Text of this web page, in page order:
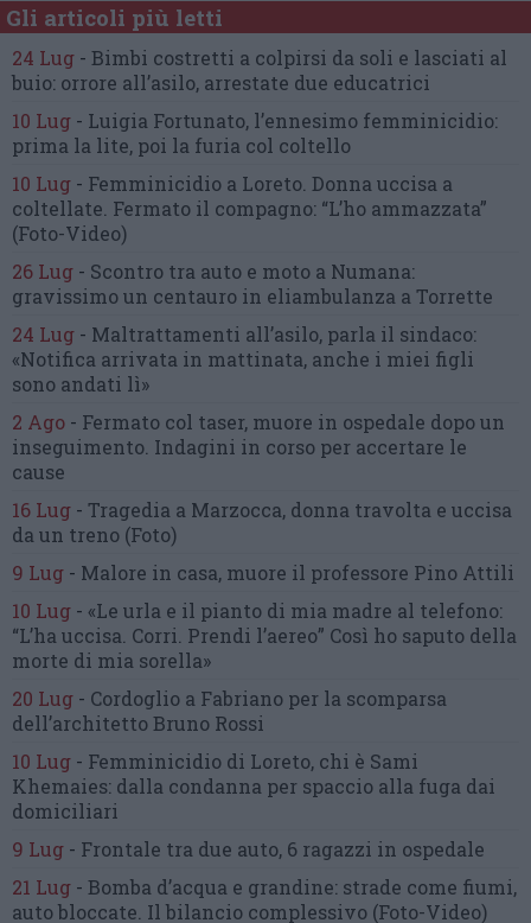
Gli articoli più letti
24 Lug - Bimbi costretti a colpirsi da soli e lasciati al
buio: orrore all’asilo, arrestate due educatrici
10 Lug - Luigia Fortunato, l’ennesimo femminicidio:
prima la lite, poi la furia col coltello
10 Lug - Femminicidio a Loreto. Donna uccisa a
coltellate. Fermato il compagno: “L’ho ammazzata”
(Foto-Video)
26 Lug - Scontro tra auto e moto a Numana:
gravissimo un centauro in eliambulanza a Torrette
24 Lug - Maltrattamenti all’asilo, parla il sindaco:
«Notifica arrivata in mattinata, anche i miei figli
sono andati lì»
2 Ago - Fermato col taser, muore in ospedale dopo un
inseguimento. Indagini in corso per accertare le
cause
16 Lug - Tragedia a Marzocca, donna travolta e uccisa
da un treno (Foto)
9 Lug - Malore in casa, muore il professore Pino Attili
10 Lug - «Le urla e il pianto di mia madre al telefono:
“L’ha uccisa. Corri. Prendi l’aereo” Così ho saputo della
morte di mia sorella»
20 Lug - Cordoglio a Fabriano per la scomparsa
dell’architetto Bruno Rossi
10 Lug - Femminicidio di Loreto, chi è Sami
Khemaies: dalla condanna per spaccio alla fuga dai
domiciliari
9 Lug - Frontale tra due auto, 6 ragazzi in ospedale
21 Lug - Bomba d’acqua e grandine: strade come fiumi,
auto bloccate. Il bilancio complessivo (Foto-Video)